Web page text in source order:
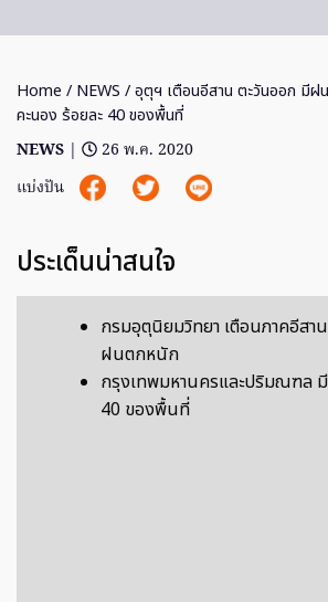
Home / NEWS / อุตุฯ เตือนอีสาน ตะวันออก มี
คะนอง ร้อยละ 40 ของพื้นที่
NEWS |
26 พ.ค. 2020
แบ่งปัน
ประเด็นน่าสนใจ
กรมอุตุนิยมวิทยา เตือนภาคอีสา
ฝนตกหนัก
กรุงเทพมหานครและปริมณฑล
40 ของพื้นที่